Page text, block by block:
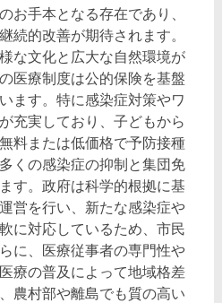
お手本となる存在であり、
続的改善が期待されます。
な文化と広大な自然環境が
医療制度は公的保険を基盤
ます。特に感染症対策やワ
充実しており、子どもから
料または低価格で予防接種
くの感染症の抑制と集団免
す。政府は科学的根拠に基
営を行い、新たな感染症や
に対応しているため、市民
に、医療従事者の専門性や
療の普及によって地域格差
農村部や離島でも質の高い